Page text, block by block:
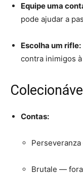
Equipe uma
pode ajudar a
Escolha um rifle:
contra inimigos
Contas:
Brutale —